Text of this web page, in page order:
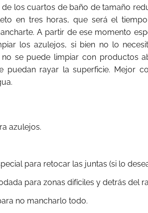
los cuartos de baño de tamaño
en tres horas, que será el
A partir de ese momento
los azulejos, si bien no lo
se puede limpiar con productos
puedan rayar la superficie. Mejor
azulejos.
para retocar las juntas (si lo
para zonas difíciles y detrás del
no mancharlo todo.